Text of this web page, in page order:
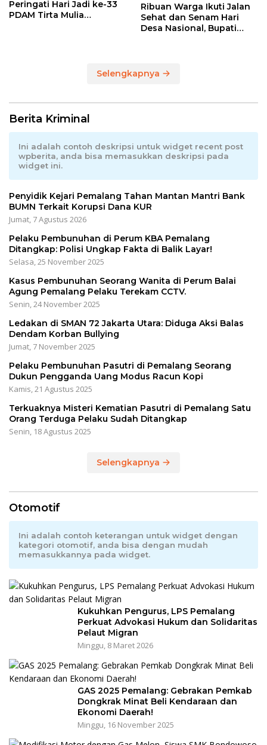
Peringati Hari Jadi ke-33
PDAM Tirta Mulia
Ribuan Warga Ikuti Jalan
Sehat dan Senam Hari
Desa Nasional, Bupati
Selengkapnya
Berita Kriminal
Ini adalah contoh deskripsi untuk widget recent post
wpberita, anda bisa memasukkan deskripsi pada
widget ini.
Penyidik Kejari Pemalang Tahan Mantan Mantri Bank
BUMN Terkait Korupsi Dana KUR
Jumat, 7 Agustus 2026
Pelaku Pembunuhan di Perum KBA Pemalang
Ditangkap: Polisi Ungkap Fakta di Balik Layar!
Selasa, 25 November 2025
Kasus Pembunuhan Seorang Wanita di Perum Balai
Agung Pemalang Pelaku Terekam CCTV.
Senin, 24 November 2025
Ledakan di SMAN 72 Jakarta Utara: Diduga Aksi Balas
Dendam Korban Bullying
Jumat, 7 November 2025
Pelaku Pembunuhan Pasutri di Pemalang Seorang
Dukun Pengganda Uang Modus Racun Kopi
Kamis, 21 Agustus 2025
Terkuaknya Misteri Kematian Pasutri di Pemalang Satu
Orang Terduga Pelaku Sudah Ditangkap
Senin, 18 Agustus 2025
Selengkapnya
Otomotif
Ini adalah contoh keterangan untuk widget dengan
kategori otomotif, anda bisa dengan mudah
memasukkannya pada widget.
Kukuhkan Pengurus, LPS Pemalang
Perkuat Advokasi Hukum dan Solidaritas
Pelaut Migran
Minggu, 8 Maret 2026
GAS 2025 Pemalang: Gebrakan Pemkab
Dongkrak Minat Beli Kendaraan dan
Ekonomi Daerah!
Minggu, 16 November 2025